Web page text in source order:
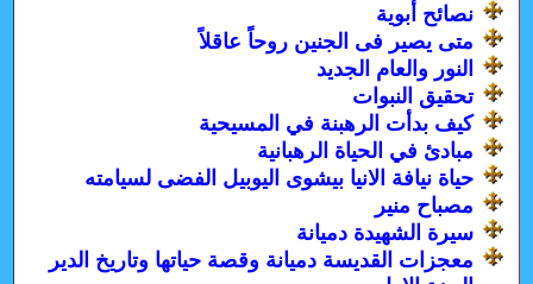
نصائح أبوية
متى يصير فى الجنين روحاً عاقلاً
النور والعام الجديد
تحقيق النبوات
كيف بدأت الرهبنة في المسيحية
مبادئ في الحياة الرهبانية
حياة نيافة الانيا بيشوى اليوبيل الفضى لسيامته
مصباح منير
سيرة الشهيدة دميانة
معجزات القديسة دميانة وقصة حياتها وتاريخ الدير